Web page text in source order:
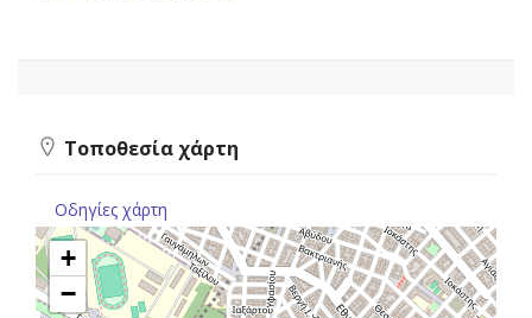
Τοποθεσία χάρτη
Οδηγίες χάρτη
+
−